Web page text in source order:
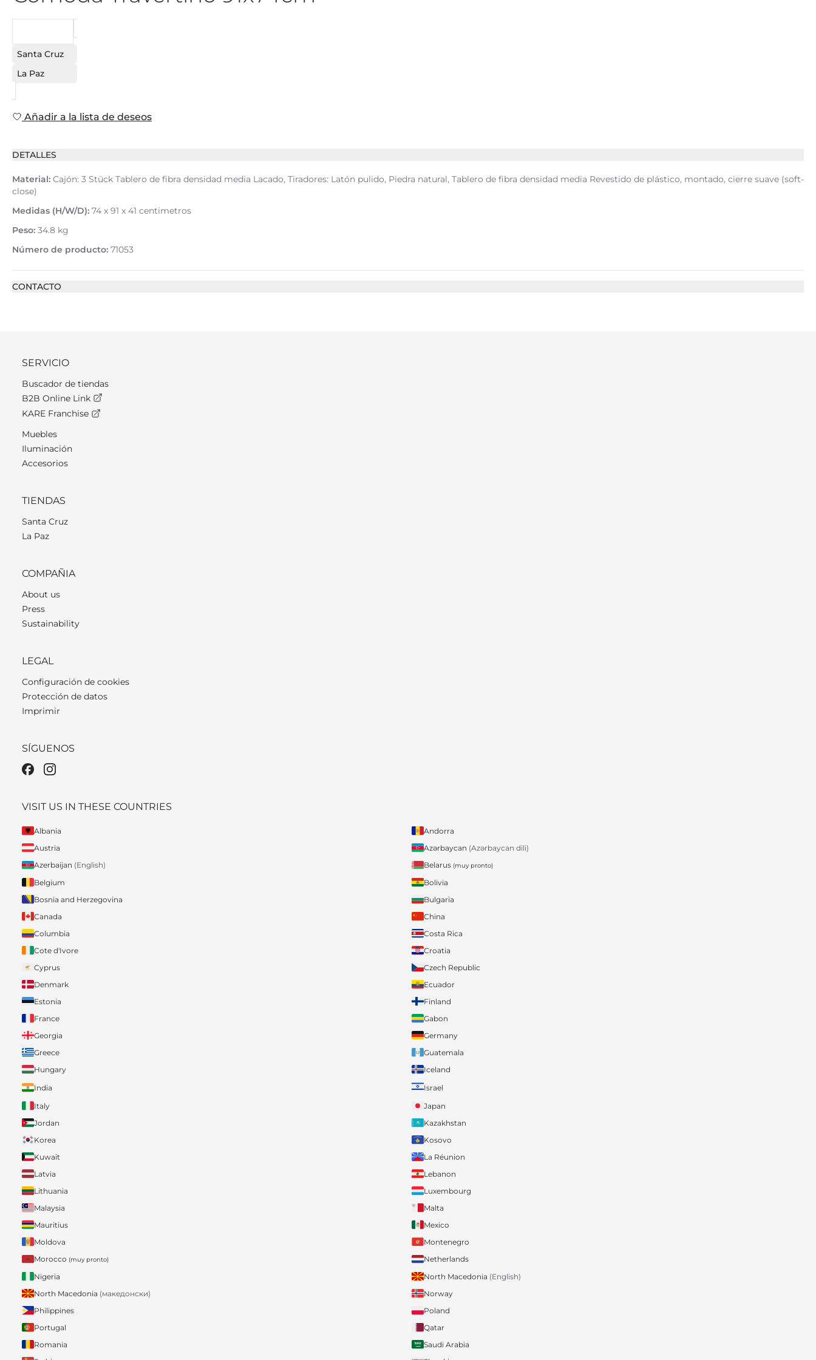
Santa Cruz
La Paz
Añadir a la lista de deseos
DETALLES
Material: Cajón: 3 Stück Tablero de fibra densidad media Lacado, Tiradores: Latón pulido, Piedra natural, Tablero de fibra densidad media Revestido de plástico, montado, cierre suave (soft-
close)
Medidas (H/W/D): 74 x 91 x 41 centimetros
Peso: 34.8 kg
Número de producto: 71053
CONTACTO
SERVICIO
Buscador de tiendas
B2B Online Link
KARE Franchise
Muebles
Iluminación
Accesorios
TIENDAS
Santa Cruz
La Paz
COMPAÑIA
About us
Press
Sustainability
LEGAL
Configuración de cookies
Protección de datos
Imprimir
SÍGUENOS
VISIT US IN THESE COUNTRIES
Albania
Andorra
Austria
Azərbaycan (Azərbaycan dili)
Azerbaijan (English) Belarus (muy pronto)
Belgium
Bolivia
Bosnia and Herzegovina
Bulgaria
Canada
China
Columbia
Costa Rica
Cote d'Ivore
Croatia
Cyprus
Czech Republic
Denmark
Ecuador
Estonia
Finland
France
Gabon
Georgia
Germany
Greece
Guatemala
Hungary
Iceland
India
Israel
Italy
Japan
Jordan
Kazakhstan
Korea
Kosovo
Kuwait
La Réunion
Latvia
Lebanon
Lithuania
Luxembourg
Malaysia
Malta
Mauritius
Mexico
Moldova
Montenegro
Morocco (muy pronto)
Netherlands
Nigeria
North Macedonia (English)
North Macedonia (македонски)
Norway
Philippines
Poland
Portugal
Qatar
Romania
Saudi Arabia